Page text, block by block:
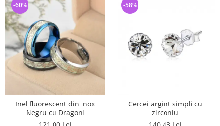
Inel fluorescent din inox
Negru cu Dragoni
-60%
Cercei argint simpli cu
zirconiu
-58%